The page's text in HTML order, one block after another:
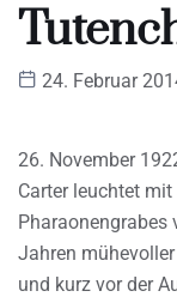
24. Februar
26. November
Carter leuchtet
Jahren
und kurz vor der